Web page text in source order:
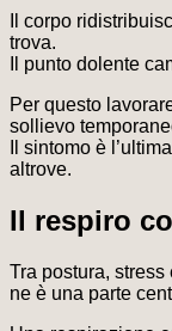
Il corpo
trova.
Il punto dolente
Per questo
sollievo
Il sintomo è
altrove.
Il respiro
Tra postura,
ne è una parte